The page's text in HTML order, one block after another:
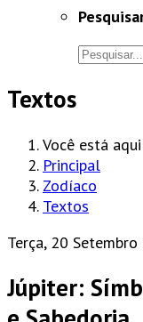
Textos
Você está
Principal
Zodíaco
Textos
Terça, 20
Júpiter: